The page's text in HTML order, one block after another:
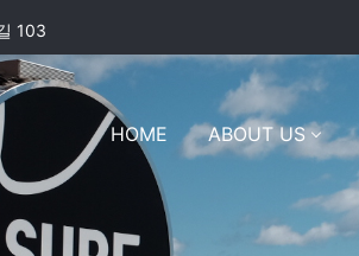
103
HOME ABOUT US